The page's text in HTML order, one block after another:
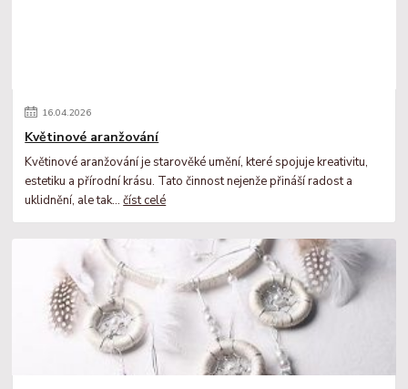
16.04.2026
Květinové aranžování
Květinové aranžování je starověké umění, které spojuje kreativitu,
estetiku a přírodní krásu. Tato činnost nejenže přináší radost a
uklidnění, ale tak...číst celé